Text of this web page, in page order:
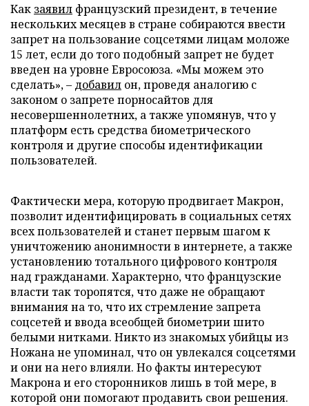
Как заявил французский президент, в течение
нескольких месяцев в стране собираются ввести
запрет на пользование соцсетями лицам моложе
15 лет, если до того подобный запрет не будет
введен на уровне Евросоюза. «Мы можем это
сделать», – добавил он, проведя аналогию с
законом о запрете порносайтов для
несовершеннолетних, а также упомянув, что у
платформ есть средства биометрического
контроля и другие способы идентификации
пользователей.
Фактически мера, которую продвигает Макрон,
позволит идентифицировать в социальных сетях
всех пользователей и станет первым шагом к
уничтожению анонимности в интернете, а также
установлению тотального цифрового контроля
над гражданами. Характерно, что французские
власти так торопятся, что даже не обращают
внимания на то, что их стремление запрета
соцсетей и ввода всеобщей биометрии шито
белыми нитками. Никто из знакомых убийцы из
Ножана не упоминал, что он увлекался соцсетями
и они на него влияли. Но факты интересуют
Макрона и его сторонников лишь в той мере, в
которой они помогают продавить свои решения.